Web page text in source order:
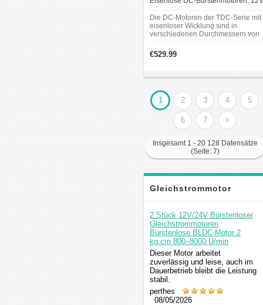
7500 U/min, 150W, Ø35 × 71 mm
Die DC-Motoren der TDC-Serie mit
eisenloser Wicklung sind in
verschiedenen Durchmessern von
unterschiedlichen Längen
€529.99
1 2 3 4 5
6 7 >
Insgesamt 1 - 20 128 Datensätze
(Seite: 7)
Gleichstrommotor
Kommentar
2 Stück 12V/24V Bürstenloser
Gleichstrommotoren
Bürstenlose BLDC-Motor 2
kg.cm 800–8000 U/min
Dieser Motor arbeitet
zuverlässig und leise, auch im
Dauerbetrieb bleibt die Leistung
stabil.
perthes
08/05/2026